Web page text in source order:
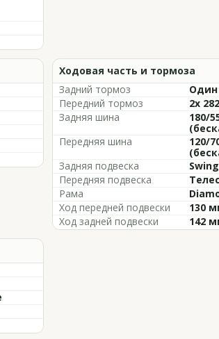
Ходовая часть и тормоза
Задний тормоз
Один
Передний тормоз
2x
Задняя шина
180/
Передняя шина
120/
Задняя подвеска
Передняя подвеска
Рама
Ход передней подвески
130
Ход задней подвески
142